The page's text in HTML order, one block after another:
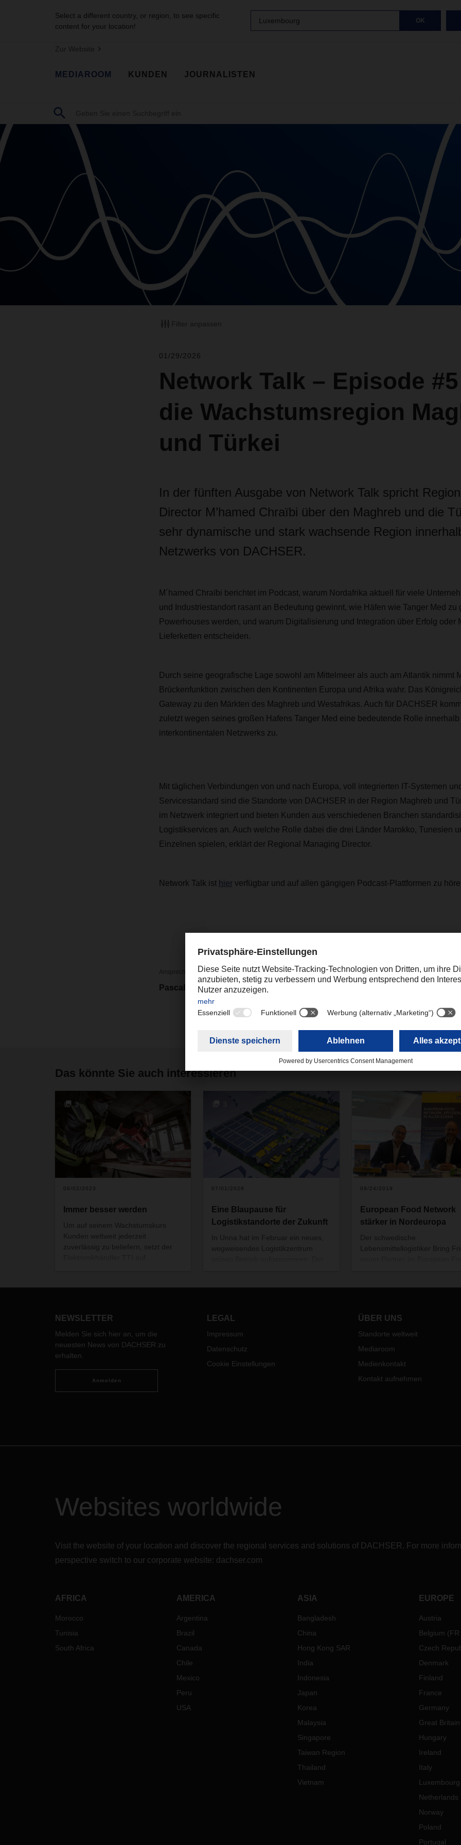
Select a different country, or region, to see specific
content for your location!
Luxembourg OK
Zur Website
MEDIAROOM KUNDEN JOURNALISTEN
Filter anpassen
01/29/2026
Network Talk – Episode
die Wachstumsregion
und Türkei
In der fünften Ausgabe von Network Talk spricht
Director M’hamed Chraïbi über den Maghreb und die
sehr dynamische und stark wachsende Region
Netzwerks von DACHSER.
M´hamed Chraïbi berichtet im Podcast, warum Nordafrika aktuell für viele
und Industriestandort rasant an Bedeutung gewinnt, wie Häfen wie Tanger Med zu
Powerhouses werden, und warum Digitalisierung und Integration über Erfolg oder
Lieferketten entscheiden.
Durch seine geografische Lage sowohl am Mittelmeer als auch am Atlantik nimmt
Brückenfunktion zwischen den Kontinenten Europa und Afrika wahr. Das
Gateway zu den Märkten des Maghreb und Westafrikas. Auch für DACHSER
zuletzt wegen seines großen Hafens Tanger Med eine bedeutende Rolle innerhalb
interkontinentalen Netzwerks zu.
Mit täglichen Verbindungen von und nach Europa, voll integrierten IT-Systemen
Servicestandard sind die Standorte von DACHSER in der Region Maghreb und
im Netzwerk integriert und bieten Kunden aus verschiedenen Branchen
Logistikservices an. Auch welche Rolle dabei die drei Länder Marokko, Tunesien
Einzelnen spielen, erklärt der Regional Managing Director.
Network Talk ist hierverfügbar und auf allen gängigen Podcast-Plattformen zu
Ansprechpartner
Pascal Schroeder pascal.schroeder@dachser.com
Das könnte Sie auch interessieren
3
06/02/2023
Immer besser werden
Um auf seinem Wachstumskurs
Kunden weltweit jederzeit
zuverlässig zu beliefern, setzt der
Chain Optimization.
07/01/2026
Eine Blaupause für
Logistikstandorte der Zukunft
In Unna hat im Februar ein neues,
wegweisendes Logistikzentrum
Menschen, die Logistik mit Leben
09/24/2019
European Food Network
stärker in Nordeuropa
Der schwedische
Lebensmittellogistiker Bring
Lebensmittelnetzwerk. Kunden
und einheitlichen
Qualitätsstandards.
NEWSLETTER
Melden Sie sich hier an, um die
neuesten News von DACHSER zu
erhalten.
Anmelden
LEGAL
Impressum
Datenschutz
Cookie Einstellungen
ÜBER UNS
Standorte weltweit
Mediaroom
Medienkontakt
Kontakt aufnehmen
Websites worldwide
Visit the website of your location and discover the regional services and solutions of DACHSER. For more
perspective switch to our corporate website: dachser.com
AFRICA
Morocco
Tunisia
South Africa
AMERICA
Argentina
Brazil
Canada
Chile
Mexico
Peru
USA
ASIA
Bangladesh
China
Hong Kong SAR
India
Indonesia
Japan
Korea
Malaysia
Singapore
Taiwan Region
Thailand
Vietnam
EUROPE
Austria
Belgium (FR
Czech
Denmark
Finland
France
Germany
Great Britain
Hungary
Ireland
Italy
Luxembourg
Netherlands
Norway
Poland
Portugal